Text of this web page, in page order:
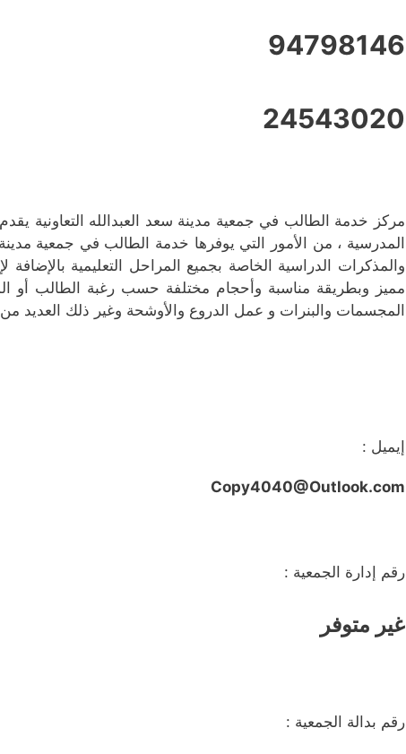
94798146
24543020
مركز خدمة الطالب في جمعية مدينة سعد العبدالله التعاونية
المدرسية ، من الأمور التي يوفرها خدمة الطالب في جمعية
والمذكرات الدراسية الخاصة بجميع المراحل التعليمية بالإضافة
مميز وبطريقة مناسبة وأحجام مختلفة حسب رغبة الطالب أو
المجسمات والبنرات و عمل الدروع والأوشحة وغير ذلك العديد من
إيميل :
Copy4040@Outlook.com
رقم إدارة الجمعية :
غير متوفر
رقم بدالة الجمعية :